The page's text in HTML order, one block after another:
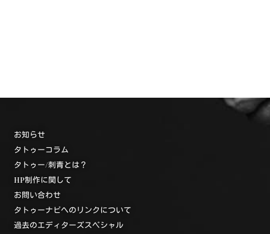
お知らせ
タトゥーコラム
タトゥー/刺青とは？
HP制作に関して
お問い合わせ
タトゥーナビへのリンクについて
過去のエディターズスペシャル